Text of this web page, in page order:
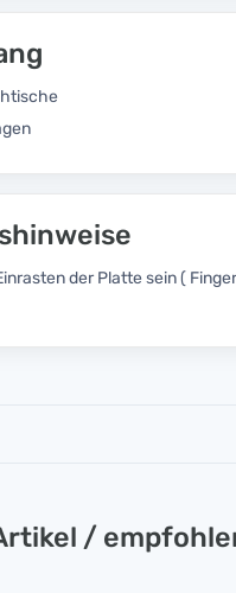
der Platte sein ( Finger
/